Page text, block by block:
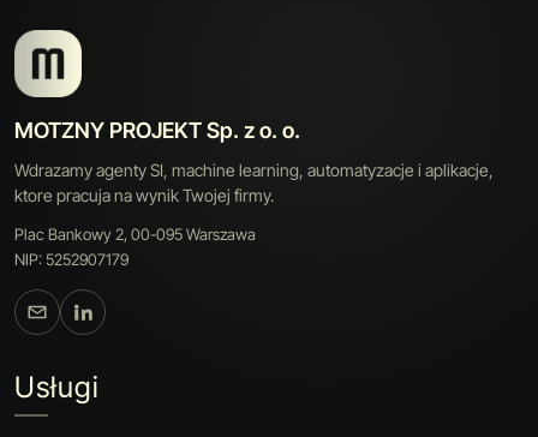
MOTZNY PROJEKT Sp. z o. o.
Wdrazamy agenty SI, machine learning, automatyzacje i aplikacje,
ktore pracuja na wynik Twojej firmy.
Plac Bankowy 2, 00-095 Warszawa
NIP: 5252907179
Usługi